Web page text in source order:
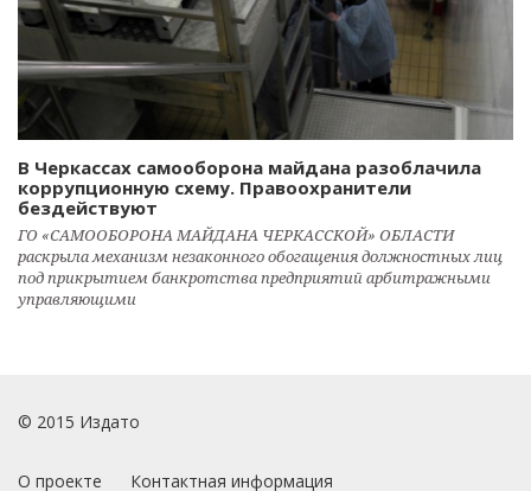
В Черкассах самооборона майдана разоблачила
коррупционную схему. Правоохранители
бездействуют
ГО «САМООБОРОНА МАЙДАНА ЧЕРКАССКОЙ» ОБЛАСТИ
раскрыла механизм незаконного обогащения должностных лиц
под прикрытием банкротства предприятий арбитражными
управляющими
© 2015 Издато
О проекте Контактная информация